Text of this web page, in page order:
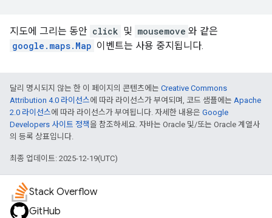
지도에 그리는 동안 click 및 mousemove 와 같은
google.maps.Map 이벤트는 사용 중지됩니다.
달리 명시되지 않는 한 이 페이지의 콘텐츠에는 Creative Commons
Attribution 4.0 라이선스에 따라 라이선스가 부여되며, 코드 샘플에는 Apache
2.0 라이선스에 따라 라이선스가 부여됩니다. 자세한 내용은 Google
Developers 사이트 정책을 참조하세요. 자바는 Oracle 및/또는 Oracle 계열사
의 등록 상표입니다.
최종 업데이트: 2025-12-19(UTC)
Stack Overflow
GitHub